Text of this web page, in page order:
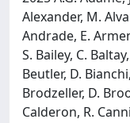
Alexander, M.
Andrade, E.
S. Bailey, C.
Beutler, D.
Brodzeller, D.
Calderon, R.